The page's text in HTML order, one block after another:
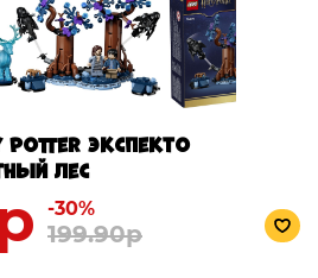
Potter Экспекто
лес
-30%
199.90р